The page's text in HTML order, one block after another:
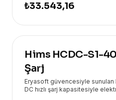
₺33.543,16
Hims HCDC-S1-
Şarj
Eryasoft güvencesiyle sunulan
DC hızlı şarj kapasitesiyle